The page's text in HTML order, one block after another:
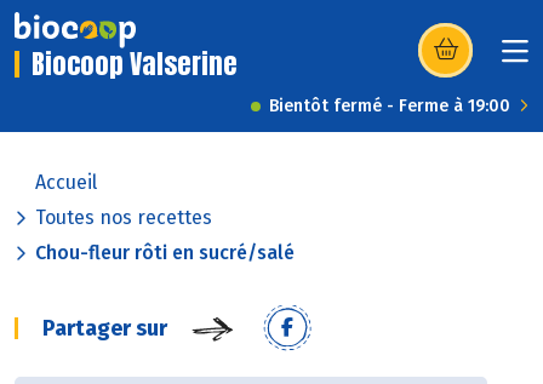
Biocoop Valserine (s’ouvre dans
Bientôt fermé - Ferme à 19:00
Accueil
Toutes nos recettes
Chou-fleur rôti en sucré/salé
Partager sur